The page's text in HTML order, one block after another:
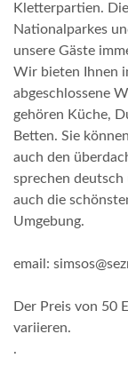
Kletterpartien.
Nationalparkes
unsere Gäste
Wir bieten Ihnen
abgeschlossene
gehören Küche,
Betten. Sie
auch den
sprechen
auch die
Umgebung.
email:
Der Preis von 50
variieren.
.